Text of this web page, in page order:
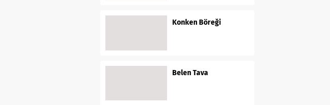
Konken Böreği
Belen Tava